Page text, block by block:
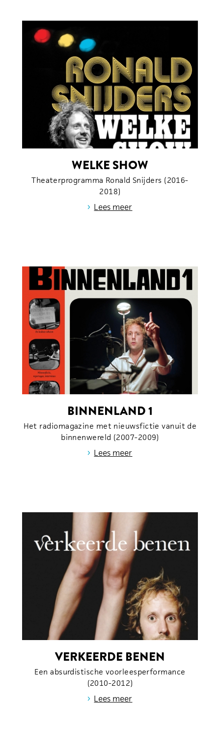
WELKE SHOW
Theaterprogramma Ronald Snijders (2016-
2018)
› Lees meer
BINNENLAND 1
Het radiomagazine met nieuwsfictie vanuit de
binnenwereld (2007-2009)
› Lees meer
VERKEERDE BENEN
Een absurdistische voorleesperformance
(2010-2012)
› Lees meer